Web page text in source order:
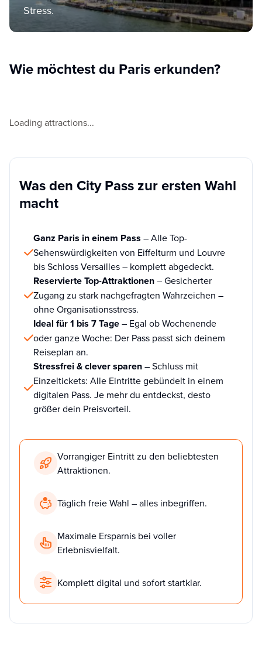
Stress.
Wie möchtest du Paris erkunden?
Loading attractions...
Was den City Pass zur ersten Wahl
macht
Ganz Paris in einem Pass – Alle Top-
Sehenswürdigkeiten von Eiffelturm und Louvre
bis Schloss Versailles – komplett abgedeckt.
Reservierte Top-Attraktionen– Gesicherter
Zugang zu stark nachgefragten Wahrzeichen –
ohne Organisationsstress.
Ideal für 1 bis 7 Tage– Egal ob Wochenende
oder ganze Woche: Der Pass passt sich deinem
Reiseplan an.
Stressfrei & clever sparen– Schluss mit
Einzeltickets: Alle Eintritte gebündelt in einem
digitalen Pass. Je mehr du entdeckst, desto
größer dein Preisvorteil.
Vorrangiger Eintritt zu den beliebtesten
Attraktionen.
Täglich freie Wahl – alles inbegriffen.
Maximale Ersparnis bei voller
Erlebnisvielfalt.
Komplett digital und sofort startklar.